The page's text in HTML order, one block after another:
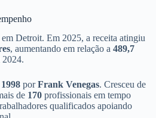
em Detroit. Em 2025, a receita atingiu
, aumentando em relação a 489,7
2024.
1998 porFrank Venegas. Cresceu de
de 170 profissionais em tempo
qualificados apoiando